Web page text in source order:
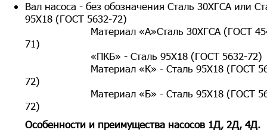
Вал насоса - без обозначения Сталь 30ХГСА или
95Х18 (ГОСТ 5632-72)
Материал «А»Сталь 30ХГСА (ГОСТ
71)
«ПКБ» - Сталь 95Х18 (ГОСТ 5632-72)
Материал «К» - Сталь 95Х18 (ГОСТ
72)
Материал «Б» - Сталь 95Х18 (ГОСТ
72)
Особенности и преимущества насосов 1Д, 2Д, 4Д.